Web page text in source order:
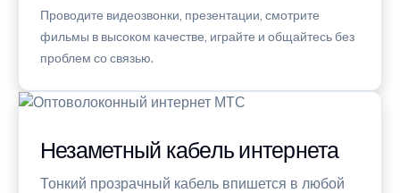
Проводите видеозвонки, презентации, смотрите
фильмы в высоком качестве, играйте и общайтесь без
проблем со связью.
Незаметный кабель интернета
Тонкий прозрачный кабель впишется в любой